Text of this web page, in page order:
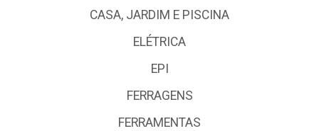
CASA, JARDIM E PISCINA
ELÉTRICA
EPI
FERRAGENS
FERRAMENTAS